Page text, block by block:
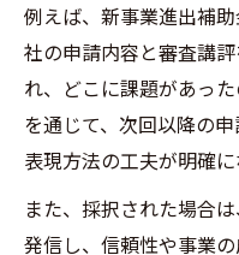
例えば、新事業進出補
社の申請内容と審査講
れ、どこに課題があっ
を通じて、次回以降の
表現方法の工夫が明確に
また、採択された場合
発信し、信頼性や事業